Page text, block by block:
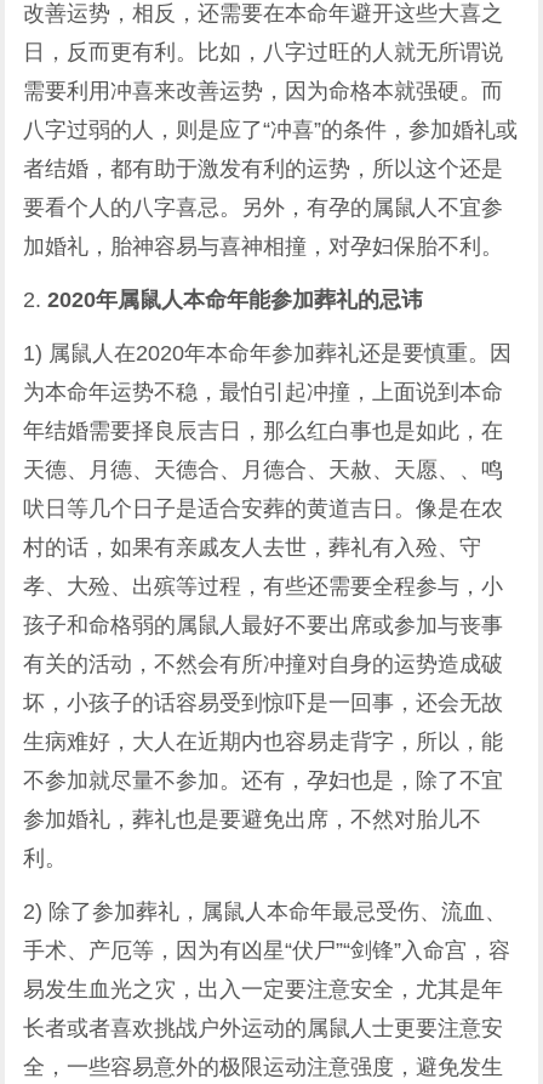
改善运势，相反，还需要在本命年避开这些大喜之
日，反而更有利。比如，八字过旺的人就无所谓说
需要利用冲喜来改善运势，因为命格本就强硬。而
八字过弱的人，则是应了“冲喜”的条件，参加婚礼或
者结婚，都有助于激发有利的运势，所以这个还是
要看个人的八字喜忌。另外，有孕的属鼠人不宜参
加婚礼，胎神容易与喜神相撞，对孕妇保胎不利。
2.2020年属鼠人本命年能参加葬礼的忌讳
1) 属鼠人在2020年本命年参加葬礼还是要慎重。因
为本命年运势不稳，最怕引起冲撞，上面说到本命
年结婚需要择良辰吉日，那么红白事也是如此，在
天德、月德、天德合、月德合、天赦、天愿、、鸣
吠日等几个日子是适合安葬的黄道吉日。像是在农
村的话，如果有亲戚友人去世，葬礼有入殓、守
孝、大殓、出殡等过程，有些还需要全程参与，小
孩子和命格弱的属鼠人最好不要出席或参加与丧事
有关的活动，不然会有所冲撞对自身的运势造成破
坏，小孩子的话容易受到惊吓是一回事，还会无故
生病难好，大人在近期内也容易走背字，所以，能
不参加就尽量不参加。还有，孕妇也是，除了不宜
参加婚礼，葬礼也是要避免出席，不然对胎儿不
利。
2) 除了参加葬礼，属鼠人本命年最忌受伤、流血、
手术、产厄等，因为有凶星“伏尸”“剑锋”入命宫，容
易发生血光之灾，出入一定要注意安全，尤其是年
长者或者喜欢挑战户外运动的属鼠人士更要注意安
全，一些容易意外的极限运动注意强度，避免发生